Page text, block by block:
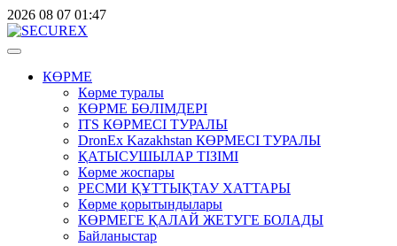
2026 08 07 01:47
КӨРМЕ
Көрме туралы
КӨРМЕ БӨЛІМДЕРІ
ITS КӨРМЕСІ ТУРАЛЫ
DronEx Kazakhstan КӨРМЕСІ ТУРАЛЫ
ҚАТЫСУШЫЛАР ТІЗІМІ
Көрме жоспары
РЕСМИ ҚҰТТЫҚТАУ ХАТТАРЫ
Көрме қорытындылары
КӨРМЕГЕ ҚАЛАЙ ЖЕТУГЕ БОЛАДЫ
Байланыстар